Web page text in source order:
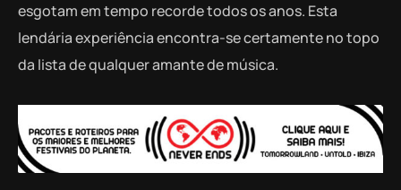
esgotam em tempo recorde todos os anos. Esta
lendária experiência encontra-se certamente no topo
da lista de qualquer amante de música.